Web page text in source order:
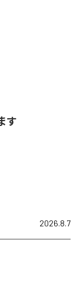
す
2026.8.7